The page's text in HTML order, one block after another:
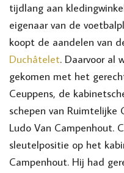
tijdlang aan
eigenaar van de
koopt de aandelen van
Duchâtelet. Daarvoor al
gekomen met het
Ceuppens, de
schepen van Ruimtelijke
Ludo Van Campenhout.
sleutelpositie op het
Campenhout. Hij had